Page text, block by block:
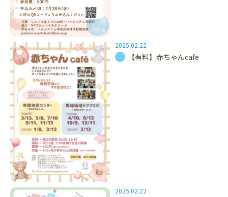
2025.02.22
【有料】赤ちゃんcafe
2025.02.22